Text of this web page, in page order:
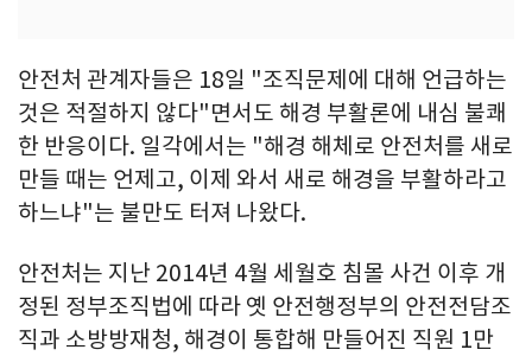
안전처 관계자들은 18일 "조직문제에 대해 언급하는
것은 적절하지 않다"면서도 해경 부활론에 내심 불쾌
한 반응이다. 일각에서는 "해경 해체로 안전처를 새로
만들 때는 언제고, 이제 와서 새로 해경을 부활하라고
하느냐"는 불만도 터져 나왔다.
안전처는 지난 2014년 4월 세월호 침몰 사건 이후 개
정된 정부조직법에 따라 옛 안전행정부의 안전전담조
직과 소방방재청, 해경이 통합해 만들어진 직원 1만